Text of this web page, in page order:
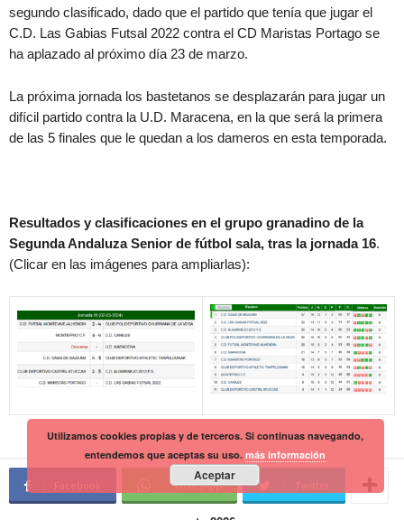
segundo clasificado, dado que el partido que tenía que jugar el
C.D. Las Gabias Futsal 2022 contra el CD Maristas Portago se
ha aplazado al próximo día 23 de marzo.
La próxima jornada los bastetanos se desplazarán para jugar un
difícil partido contra la U.D. Maracena, en la que será la primera
de las 5 finales que le quedan a los dameros en esta temporada.
Resultados y clasificaciones en el grupo granadino de la
Segunda Andaluza Senior de fútbol sala, tras la jornada 16.
(Clicar en las imágenes para ampliarlas):
Facebook WhatsApp Twitter
Utilizamos cookies propias y de terceros. Si continuas navegando,
entendemos que aceptas su uso.más información
Aceptar